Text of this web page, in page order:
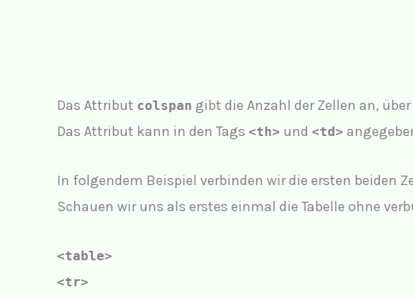
Das Attribut colspan gibt die Anzahl der Zellen an,
Das Attribut kann in den Tags <th> und <td>
In folgendem Beispiel verbinden wir die ersten beiden
Schauen wir uns als erstes einmal die Tabelle ohne
<table>
<tr>